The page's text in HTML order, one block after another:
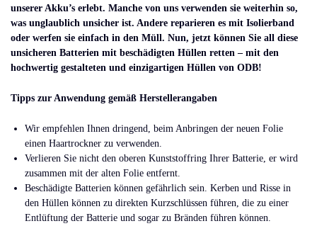
unserer Akku’s erlebt. Manche von uns verwenden sie weiterhin so,
was unglaublich unsicher ist. Andere reparieren es mit Isolierband
oder werfen sie einfach in den Müll. Nun, jetzt können Sie all diese
unsicheren Batterien mit beschädigten Hüllen retten – mit den
hochwertig gestalteten und einzigartigen Hüllen von ODB!
Tipps zur Anwendung gemäß Herstellerangaben
Wir empfehlen Ihnen dringend, beim Anbringen der neuen Folie
einen Haartrockner zu verwenden.
Verlieren Sie nicht den oberen Kunststoffring Ihrer Batterie, er wird
zusammen mit der alten Folie entfernt.
Beschädigte Batterien können gefährlich sein. Kerben und Risse in
den Hüllen können zu direkten Kurzschlüssen führen, die zu einer
Entlüftung der Batterie und sogar zu Bränden führen können.